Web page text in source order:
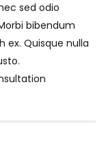
sed odio
bibendum
ex. Quisque nulla